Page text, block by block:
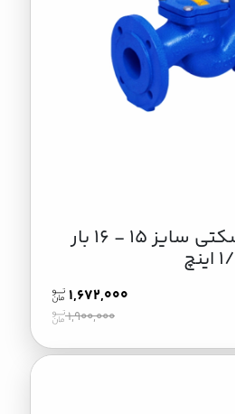
شیر صافی بسکتی سایز 15 - 16 بار
1,672,000
1,900,000